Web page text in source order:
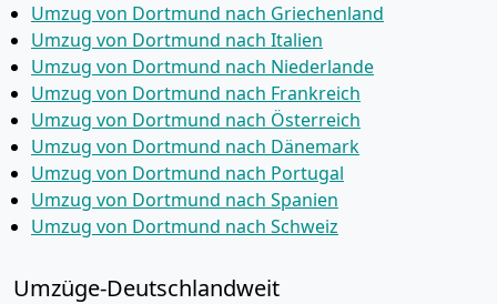
Umzug von Dortmund nach Griechenland
Umzug von Dortmund nach Italien
Umzug von Dortmund nach Niederlande
Umzug von Dortmund nach Frankreich
Umzug von Dortmund nach Österreich
Umzug von Dortmund nach Dänemark
Umzug von Dortmund nach Portugal
Umzug von Dortmund nach Spanien
Umzug von Dortmund nach Schweiz
Umzüge-Deutschlandweit